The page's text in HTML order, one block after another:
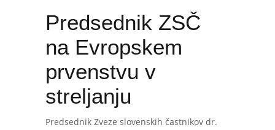
Predsednik ZSČ
na Evropskem
prvenstvu v
streljanju
Predsednik Zveze slovenskih častnikov dr.